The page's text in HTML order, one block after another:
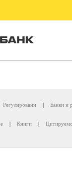
Регулировани | Банки и
| Книги |